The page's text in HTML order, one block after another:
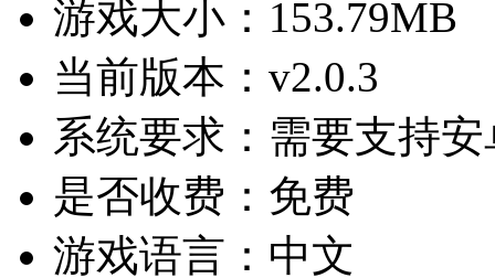
游戏大小： 153.79MB
当前版本： v2.0.3
系统要求： 需要支持
是否收费： 免费
游戏语言： 中文